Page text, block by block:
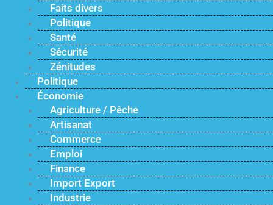
Faits divers
Politique
Santé
Sécurité
Zénitudes
Politique
Économie
Agriculture / Pêche
Artisanat
Commerce
Emploi
Finance
Import Export
Industrie